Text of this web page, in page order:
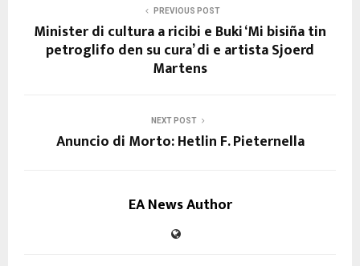
PREVIOUS POST
Minister di cultura a ricibi e Buki ‘Mi bisiña tin
petroglifo den su cura’ di e artista Sjoerd
Martens
NEXT POST
Anuncio di Morto: Hetlin F. Pieternella
EA News Author